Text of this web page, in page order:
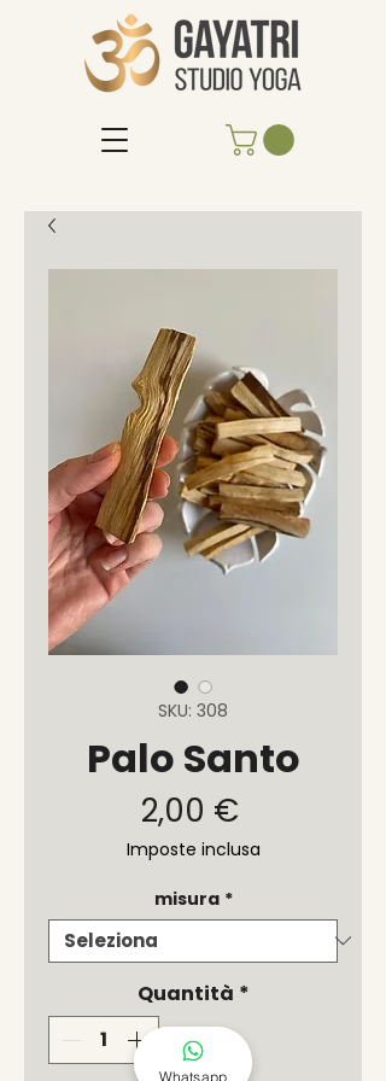
SKU: 308
Palo Santo
2,00 €
Imposte inclusa
misura *
Quantità *
Whatsapp